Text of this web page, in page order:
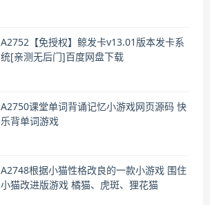
A2752【免授权】鲸发卡v13.01版本发卡系
统[亲测无后门]百度网盘下载
A2750课堂单词背诵记忆小游戏网页源码 快
乐背单词游戏
A2748根据小猫性格改良的一款小游戏 围住
小猫改进版游戏 橘猫、虎斑、狸花猫